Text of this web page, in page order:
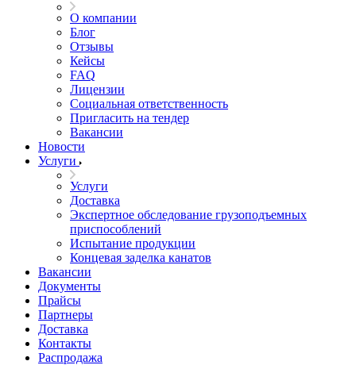
О компании
Блог
Отзывы
Кейсы
FAQ
Лицензии
Социальная ответственность
Пригласить на тендер
Вакансии
Новости
Услуги
Услуги
Доставка
Экспертное обследование грузоподъемных
приспособлений
Испытание продукции
Концевая заделка канатов
Вакансии
Документы
Прайсы
Партнеры
Доставка
Контакты
Распродажа